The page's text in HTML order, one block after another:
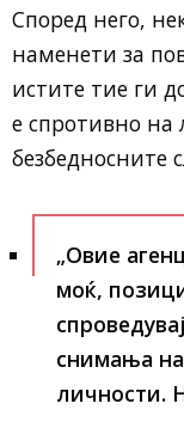
Според него,
наменети за
истите тие ги
е спротивно на
безбедносните
„Овие
моќ,
снимања
личности.